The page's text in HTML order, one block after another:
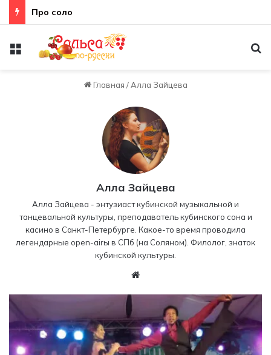
Неправильная техника
Меню
Главная / Алла Зайцева
Алла Зайцева
Алла Зайцева - энтузиаст кубинской музыкальной и
танцевальной культуры, преподаватель кубинского сона и
касино в Санкт-Петербурге. Какое-то время проводила
легендарные open-airы в СПб (на Соляном). Филолог, знаток
кубинской культуры.
e